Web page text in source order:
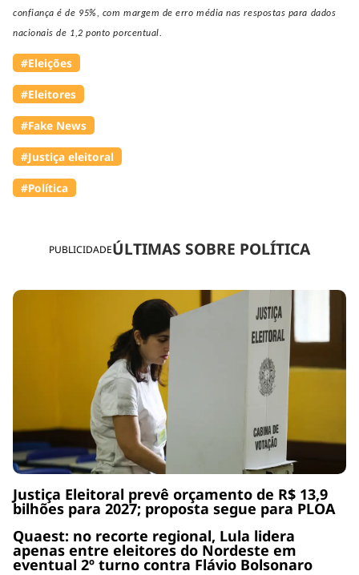
PUBLICIDADEÚLTIMAS SOBRE POLÍTICA
Justiça Eleitoral prevê orçamento de R$ 13,9
bilhões para 2027; proposta segue para PLOA
Quaest: no recorte regional, Lula lidera
apenas entre eleitores do Nordeste em
eventual 2º turno contra Flávio Bolsonaro
confiança é de 95%, com margem de erro média nas respostas para dados
nacionais de 1,2 ponto porcentual.
#Eleições
#Eleitores
#Fake News
#Justiça eleitoral
#Política